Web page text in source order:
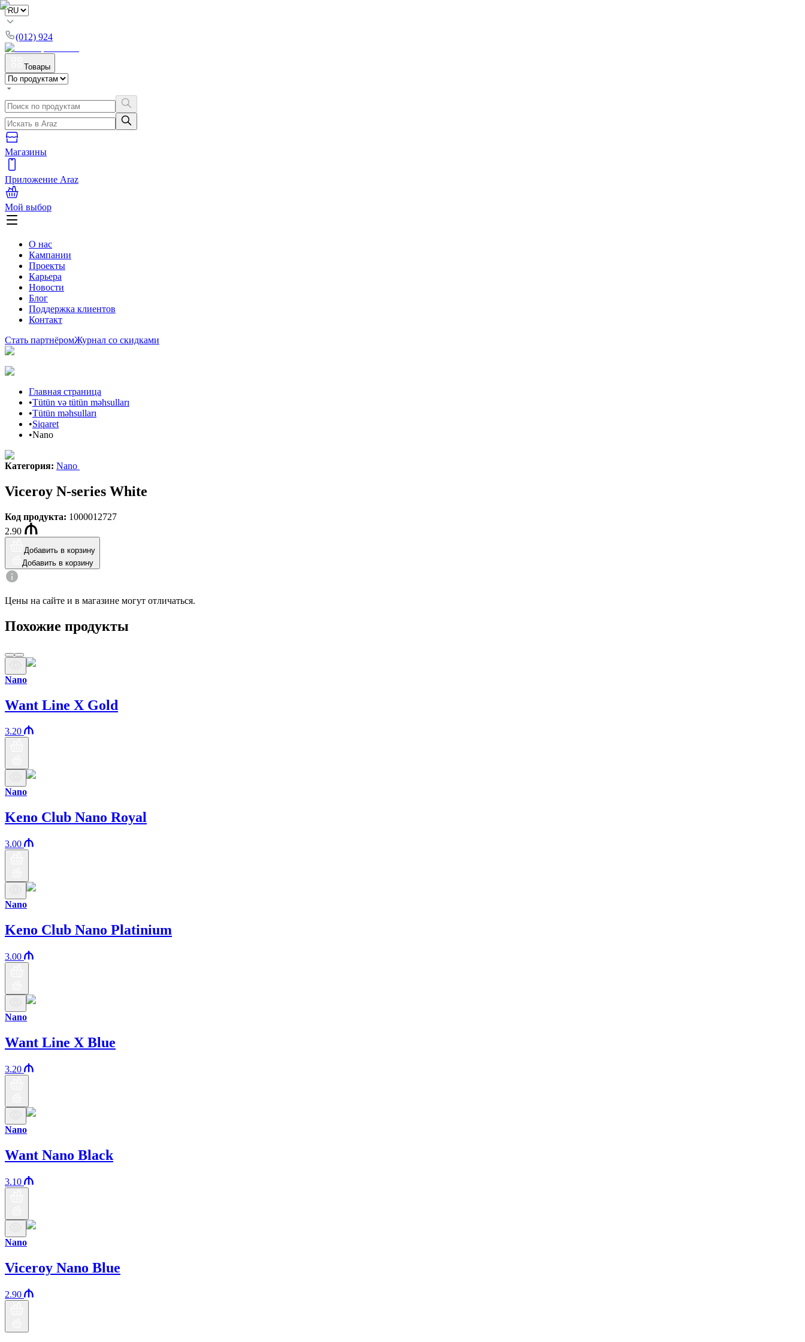
(012) 924
Товары
Магазины
Приложение Araz
Мой выбор
О нас
Кампании
Проекты
Карьера
Новости
Блог
Поддержка клиентов
Контакт
Стать партнёромЖурнал со скидками
Главная страница
•Tütün və tütün məhsulları
•Tütün məhsulları
•Siqaret
•Nano
Категория: Nano
Viceroy N-series White
Код продукта: 1000012727
2.90
Добавить в корзину
Добавить в корзину
Цены на сайте и в магазине могут отличаться.
Похожие продукты
Nano
Want Line X Gold
3.20
Nano
Keno Club Nano Royal
3.00
Nano
Keno Club Nano Platinium
3.00
Nano
Want Line X Blue
3.20
Nano
Want Nano Black
3.10
Nano
Viceroy Nano Blue
2.90